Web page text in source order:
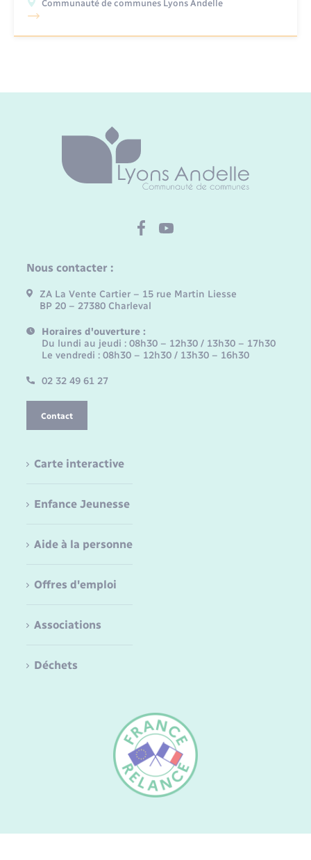
Communauté de communes Lyons Andelle
Nous contacter :
ZA La Vente Cartier – 15 rue Martin Liesse
BP 20 – 27380 Charleval
Horaires d'ouverture :
Du lundi au jeudi : 08h30 – 12h30 / 13h30 – 17h30
Le vendredi : 08h30 – 12h30 / 13h30 – 16h30
02 32 49 61 27
Contact
Carte interactive
Enfance Jeunesse
Aide à la personne
Offres d'emploi
Associations
Déchets